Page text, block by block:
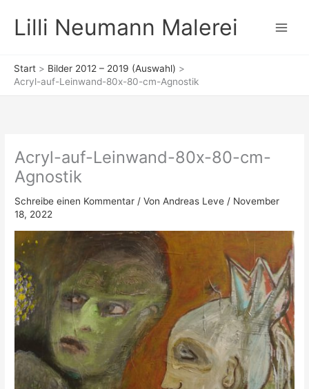
Inhalt
springen
Lilli Neumann Malerei
Start
Bilder 2012 – 2019 (Auswahl)
Acryl-auf-Leinwand-80x-80-cm-Agnostik
Acryl-auf-Leinwand-80x-80-cm-
Agnostik
Schreibe einen Kommentar / VonAndreas Leve / November
18, 2022